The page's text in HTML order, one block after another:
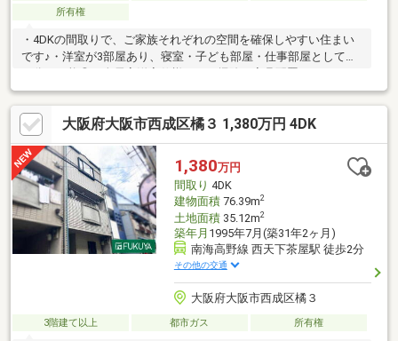
所有権
・4DKの間取りで、ご家族それぞれの空間を確保しやすい住まい
です♪・洋室が3部屋あり、寝室・子ども部屋・仕事部屋として使
住まい♪・各階に収納があり、日用品や季節物もすっきり片付けら
れます♪・全室洋室のため、ベッドやデスクなどの家具も置きやす
く、暮らしに合わせたレイアウトが可能です♪・2沿線利用可能
で、通勤・通学やお出かけにも便利な立地◎・目的地に合わせて
路線を使い分けでき、毎日の移動がスムーズ♪・スーパー、コンビ
ニが徒歩10分圏内に揃い、毎日のお買い物にも便利です◎
大阪府大阪市西成区橘３ 1,380万円 4DK
1,380万円
間取り 4DK
建物面積76.39m2
土地面積35.12m2
築年月 1995年7月(築31年2ヶ月)
南海高野線 西天下茶屋駅 徒歩2分
その他の交通
大阪府大阪市西成区橘３
3階建て以上 都市ガス 所有権